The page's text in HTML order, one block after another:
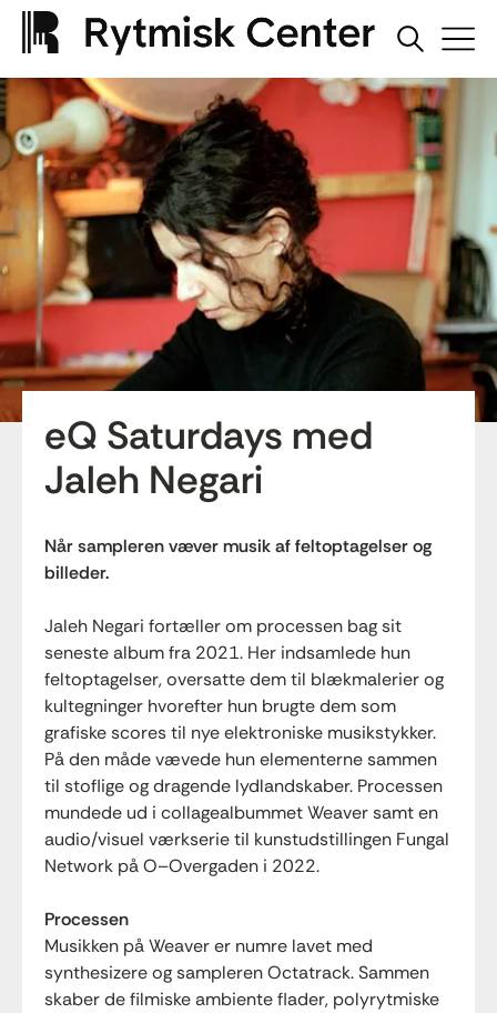
eQ Saturdays med
Jaleh Negari
Når sampleren væver musik af feltoptagelser og
billeder.
Jaleh Negari fortæller om processen bag sit
seneste album fra 2021. Her indsamlede hun
feltoptagelser, oversatte dem til blækmalerier og
kultegninger hvorefter hun brugte dem som
grafiske scores til nye elektroniske musikstykker.
På den måde vævede hun elementerne sammen
til stoflige og dragende lydlandskaber. Processen
mundede ud i collagealbummet Weaver samt en
audio/visuel værkserie til kunstudstillingen Fungal
Network på O–Overgaden i 2022.
Processen
Musikken på Weaver er numre lavet med
synthesizere og sampleren Octatrack. Sammen
skaber de filmiske ambiente flader, polyrytmiske